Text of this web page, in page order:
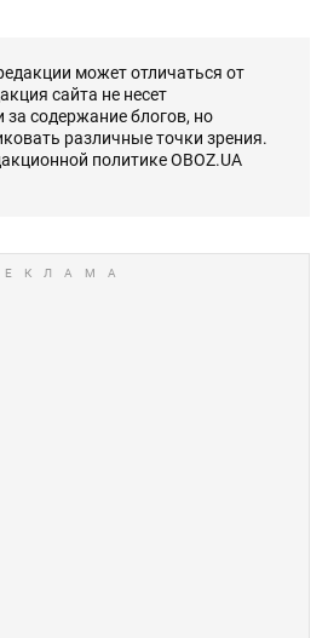
может отличаться от
сайта не несет
за содержание блогов, но
различные точки зрения.
политике OBOZ.UA